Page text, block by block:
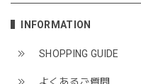
INFORMATION
SHOPPING GUIDE
よくあるご質問